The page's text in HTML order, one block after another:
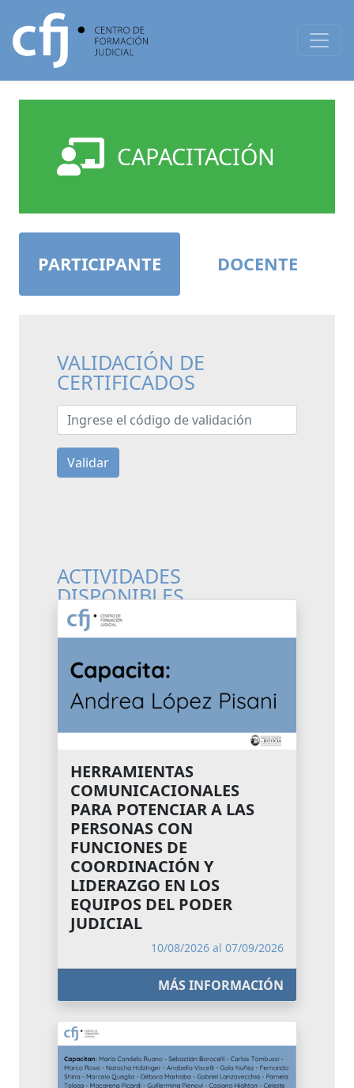
CAPACITACIÓN
PARTICIPANTE DOCENTE
VALIDACIÓN DE
CERTIFICADOS
Ingrese el código de validación
Validar
ACTIVIDADES
DISPONIBLES
HERRAMIENTAS
COMUNICACIONALES
PARA POTENCIAR A LAS
PERSONAS CON
FUNCIONES DE
COORDINACIÓN Y
LIDERAZGO EN LOS
EQUIPOS DEL PODER
JUDICIAL
10/08/2026 al 07/09/2026
MÁS INFORMACIÓN